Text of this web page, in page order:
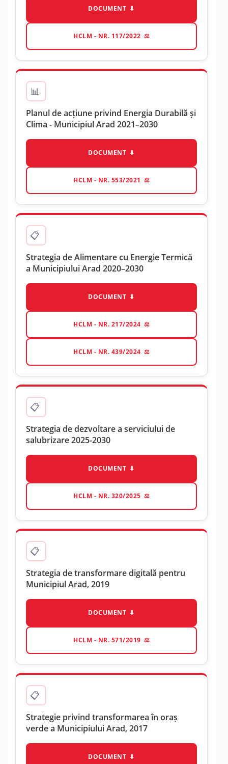
DOCUMENT
HCLM - NR. 117/2022
Planul de acțiune privind Energia Durabilă și
Clima - Municipiul Arad 2021–2030
DOCUMENT
HCLM - NR. 553/2021
Strategia de Alimentare cu Energie Termică
a Municipiului Arad 2020–2030
DOCUMENT
HCLM - NR. 217/2024
HCLM - NR. 439/2024
Strategia de dezvoltare a serviciului de
salubrizare 2025-2030
DOCUMENT
HCLM - NR. 320/2025
Strategia de transformare digitală pentru
Municipiul Arad, 2019
DOCUMENT
HCLM - NR. 571/2019
Strategie privind transformarea în oraș
verde a Municipiului Arad, 2017
DOCUMENT